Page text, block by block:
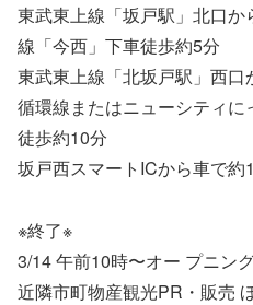
東武東上線「坂戸駅」北口
線「今西」下車徒歩約5分
東武東上線「北坂戸駅」西
循環線またはニューシティ
徒歩約10分
坂戸西スマートICから車で約
※終了※
3/14 午前10時〜オー プニン
近隣市町物産観光PR・販売